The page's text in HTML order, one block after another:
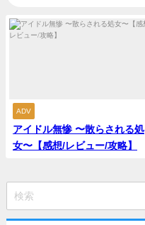
ADV
アイドル無惨 〜散らされる処
女〜【感想/レビュー/攻略】